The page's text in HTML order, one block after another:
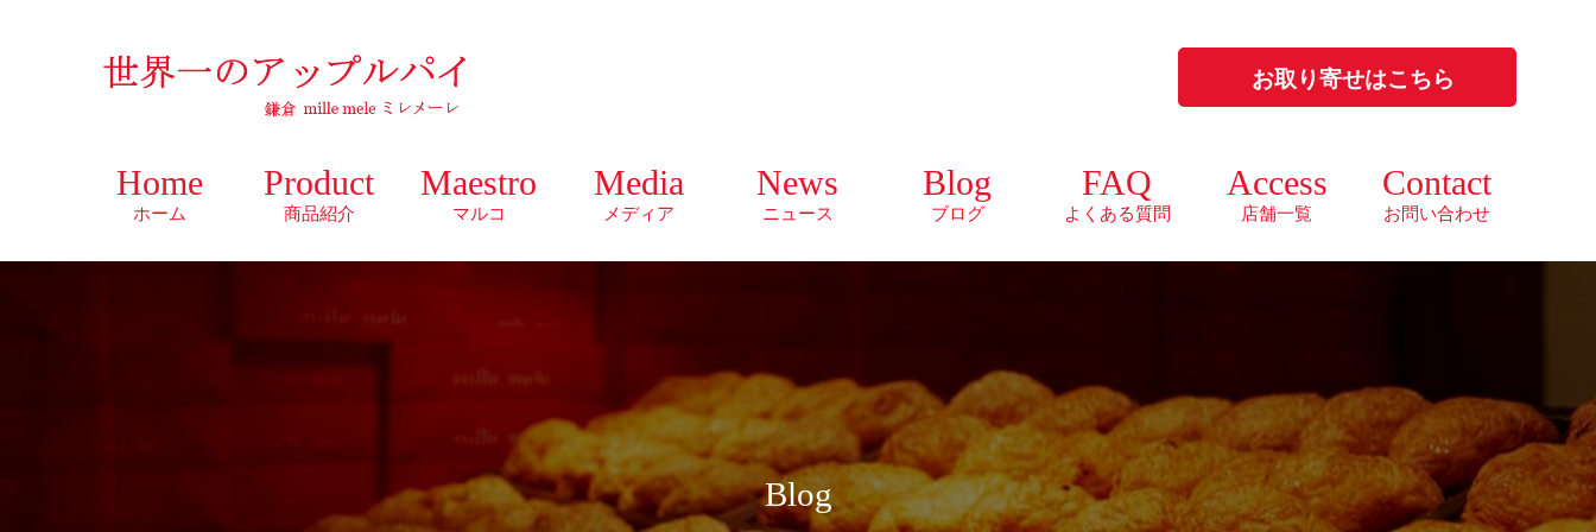
お取り寄せはこちら
Home
ホーム
Product
商品紹介
Maestro
マルコ
Media
メディア
News
ニュース
Blog
ブログ
FAQ
よくある質問
Access
店舗一覧
Contact
お問い合わせ
Blog